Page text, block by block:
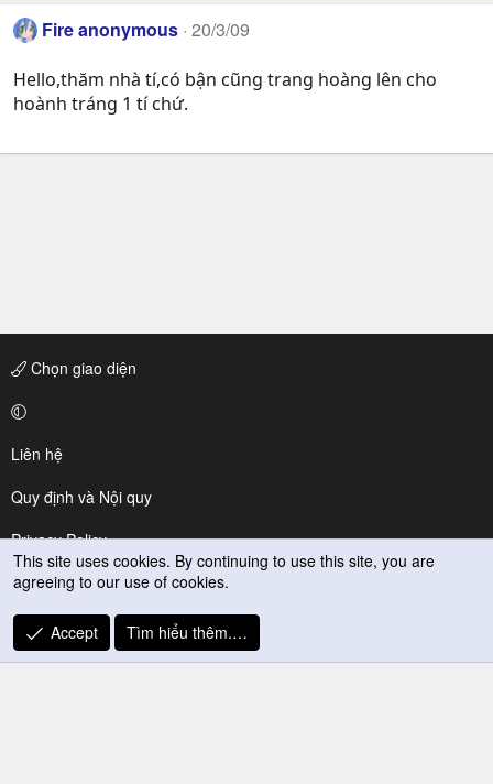
Fire anonymous 20/3/09
Hello,thăm nhà tí,có bận cũng trang hoàng lên cho
hoành tráng 1 tí chứ.
Chọn giao diện
Liên hệ
Quy định và Nội quy
Privacy Policy
Trợ giúp
R
S
This site uses cookies. By continuing to use this site, you are
agreeing to our use of cookies.
Accept Tìm hiểu thêm.…